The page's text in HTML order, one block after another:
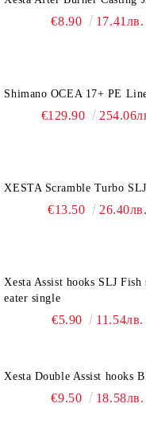
€8.90 17.41лв.
Shimano OCEA 17+ PE
€129.90
XESTA Scramble Turbo
€13.50 26.40лв.
Xesta Assist hooks SLJ
eater single
€5.90 11.54лв.
Xesta Double Assist hooks
€9.50 18.58лв.